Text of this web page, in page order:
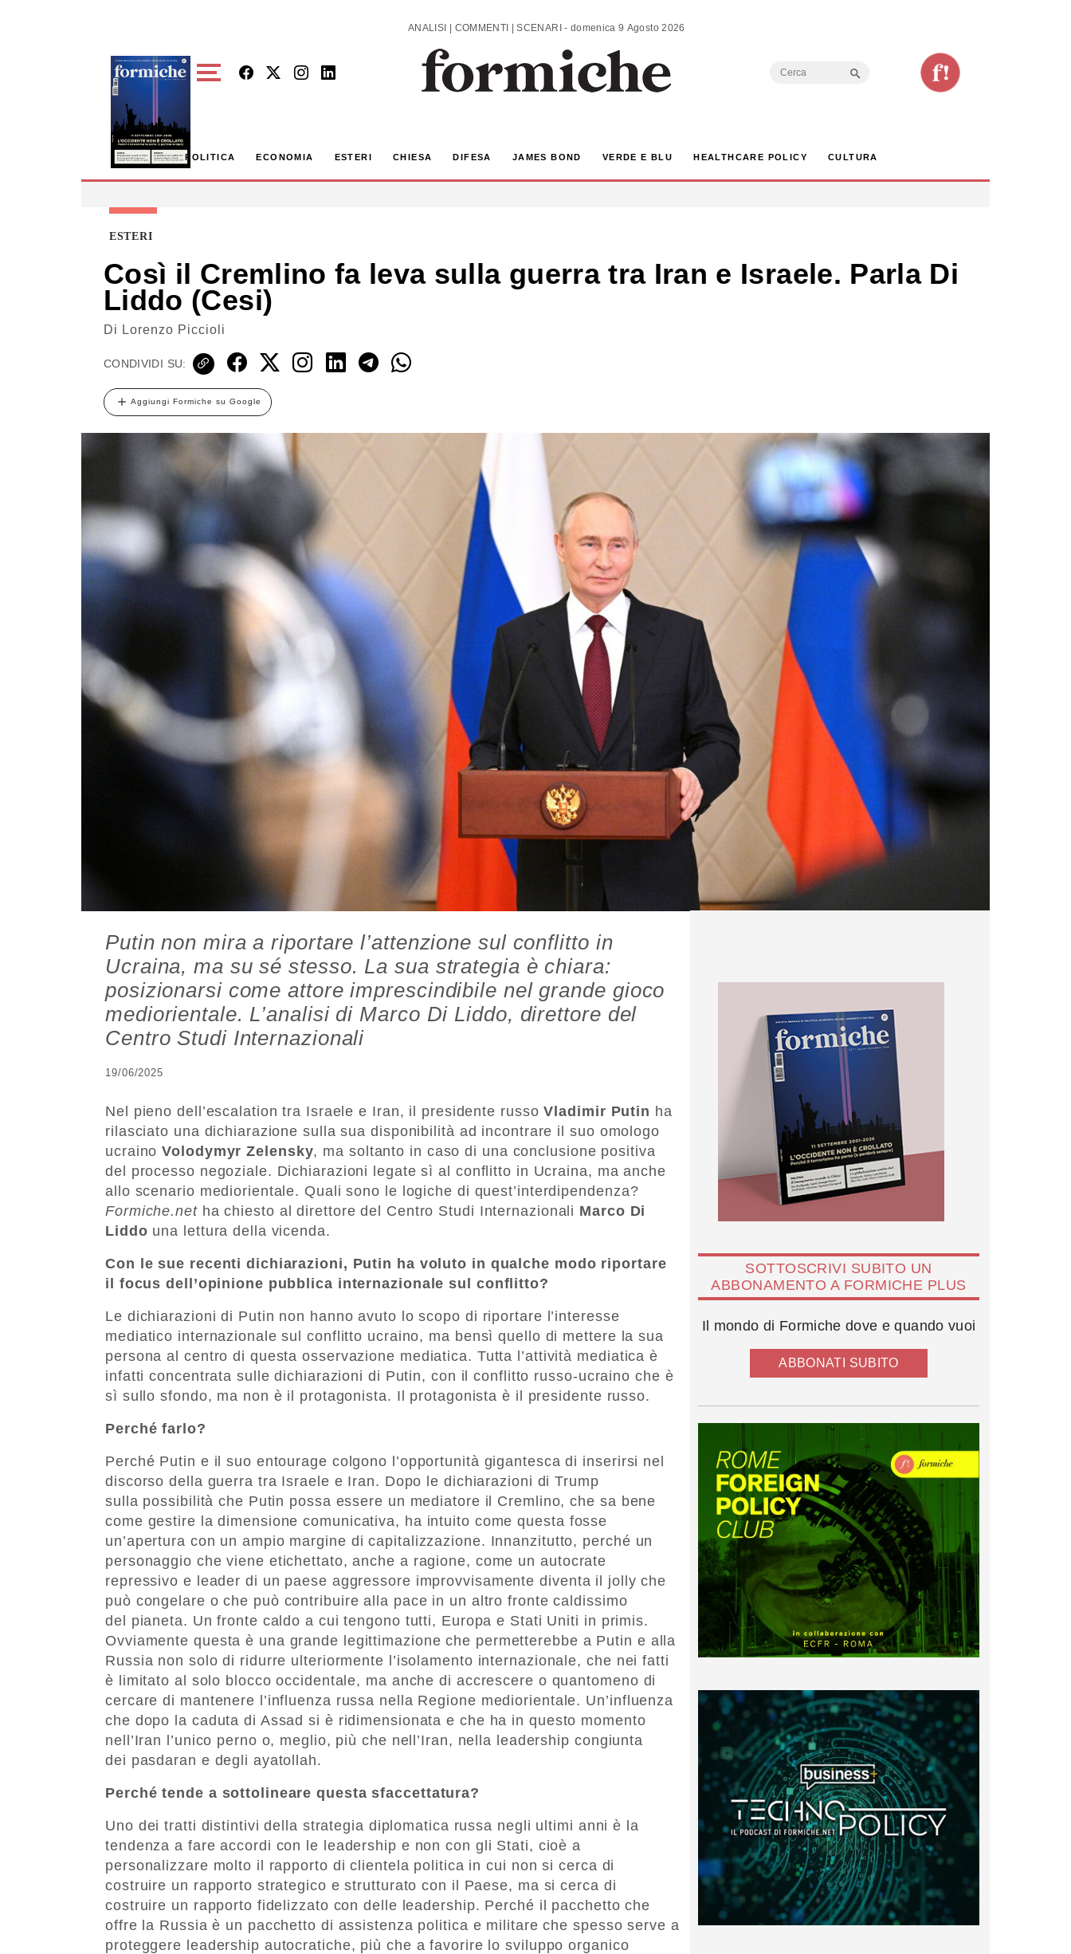
ANALISI | COMMENTI | SCENARI - domenica 9 Agosto 2026
Search
POLITICA ECONOMIA ESTERI CHIESA DIFESA JAMES BOND VERDE E BLU HEALTHCARE POLICY CULTURA
ESTERI
Così il Cremlino fa leva sulla guerra tra Iran e Israele. Parla Di
Liddo (Cesi)
Di Lorenzo Piccioli
CONDIVIDI SU:
Aggiungi Formiche su Google
Putin non mira a riportare l’attenzione sul conflitto in
Ucraina, ma su sé stesso. La sua strategia è chiara:
posizionarsi come attore imprescindibile nel grande gioco
mediorientale. L’analisi di Marco Di Liddo, direttore del
Centro Studi Internazionali
19/06/2025
Nel pieno dell’escalation tra Israele e Iran, il presidente russoVladimir Putin ha
rilasciato una dichiarazione sulla sua disponibilità ad incontrare il suo omologo
ucrainoVolodymyr Zelensky, ma soltanto in caso di una conclusione positiva
del processo negoziale. Dichiarazioni legate sì al conflitto in Ucraina, ma anche
allo scenario mediorientale. Quali sono le logiche di quest’interdipendenza?
Formiche.netha chiesto al direttore del Centro Studi Internazionali Marco Di
Liddo una lettura della vicenda.
Con le sue recenti dichiarazioni, Putin ha voluto in qualche modo riportare
il focus dell’opinione pubblica internazionale sul conflitto?
Le dichiarazioni di Putin non hanno avuto lo scopo di riportare l’interesse
mediatico internazionale sul conflitto ucraino, ma bensì quello di mettere la sua
persona al centro di questa osservazione mediatica. Tutta l’attività mediatica è
infatti concentrata sulle dichiarazioni di Putin, con il conflitto russo-ucraino che è
sì sullo sfondo, ma non è il protagonista. Il protagonista è il presidente russo.
Perché farlo?
Perché Putin e il suo entourage colgono l’opportunità gigantesca di inserirsi nel
discorso della guerra tra Israele e Iran. Dopo le dichiarazioni di Trump
sulla possibilità che Putin possa essere un mediatore il Cremlino, che sa bene
come gestire la dimensione comunicativa, ha intuito come questa fosse
un’apertura con un ampio margine di capitalizzazione. Innanzitutto, perché un
personaggio che viene etichettato, anche a ragione, come un autocrate
repressivo e leader di un paese aggressore improvvisamente diventa il jolly che
può congelare o che può contribuire alla pace in un altro fronte caldissimo
del pianeta. Un fronte caldo a cui tengono tutti, Europa e Stati Uniti in primis.
Ovviamente questa è una grande legittimazione che permetterebbe a Putin e alla
Russia non solo di ridurre ulteriormente l’isolamento internazionale, che nei fatti
è limitato al solo blocco occidentale, ma anche di accrescere o quantomeno di
cercare di mantenere l’influenza russa nella Regione mediorientale. Un’influenza
che dopo la caduta di Assad si è ridimensionata e che ha in questo momento
nell’Iran l’unico perno o, meglio, più che nell’Iran, nella leadership congiunta
dei pasdaran e degli ayatollah.
Perché tende a sottolineare questa sfaccettatura?
Uno dei tratti distintivi della strategia diplomatica russa negli ultimi anni è la
tendenza a fare accordi con le leadership e non con gli Stati, cioè a
personalizzare molto il rapporto di clientela politica in cui non si cerca di
costruire un rapporto strategico e strutturato con il Paese, ma si cerca di
costruire un rapporto fidelizzato con delle leadership. Perché il pacchetto che
offre la Russia è un pacchetto di assistenza politica e militare che spesso serve a
proteggere leadership autocratiche, più che a favorire lo sviluppo organico
SOTTOSCRIVI SUBITO UN
ABBONAMENTO A FORMICHE PLUS
Il mondo di Formiche dove e quando vuoi
ABBONATI SUBITO